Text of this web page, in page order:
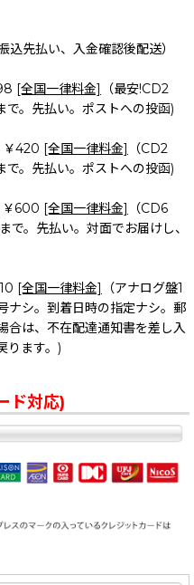
込先払い、入金確認後配送）
[全国一律料金]
（最安!CD2
。先払い。ポストへの投函)
￥420 [全国一律料金]
（CD2
。先払い。ポストへの投函)
￥600 [全国一律料金]
（CD6
。先払い。対面でお届けし、
[全国一律料金]
（アナログ盤1
ナシ。到着日時の指定ナシ。郵
合は、不在配達通知書を差し入
ります。)
ド対応)